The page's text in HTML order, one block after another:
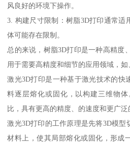
风良好的环境下操作。
3. 构建尺寸限制：树脂3D打印通常适
体可能存在限制。
总的来说，树脂3D打印是一种高精度
用于需要高精度和细节的应用领域，如
激光3D打印是一种基于激光技术的快
料逐层熔化或固化，以构建三维物
比，具有更高的精度、的速度和更广泛
激光3D打印的工作原理是先将3D模
材料上，使其局部熔化或固化，形成